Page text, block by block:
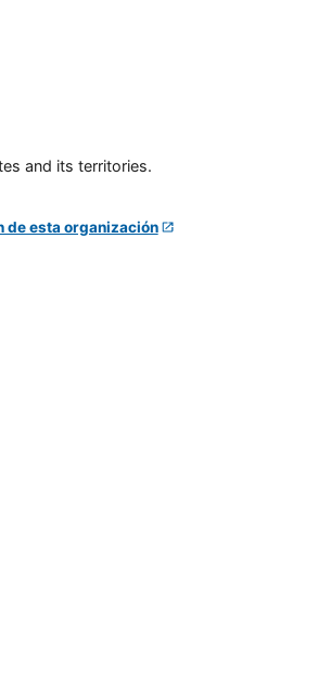
and its territories.
de esta organización